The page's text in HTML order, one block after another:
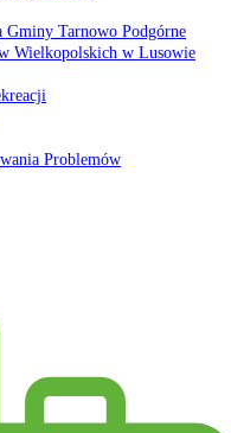
Gminy Tarnowo Podgórne
Wielkopolskich w Lusowie
Problemów